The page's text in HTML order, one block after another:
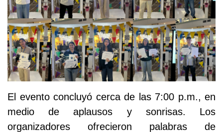
El evento concluyó cerca de las 7:00 p.m., en
medio de aplausos y sonrisas. Los
organizadores ofrecieron palabras de